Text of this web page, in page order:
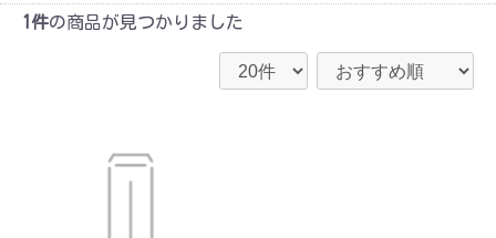
1件の商品が見つかりました